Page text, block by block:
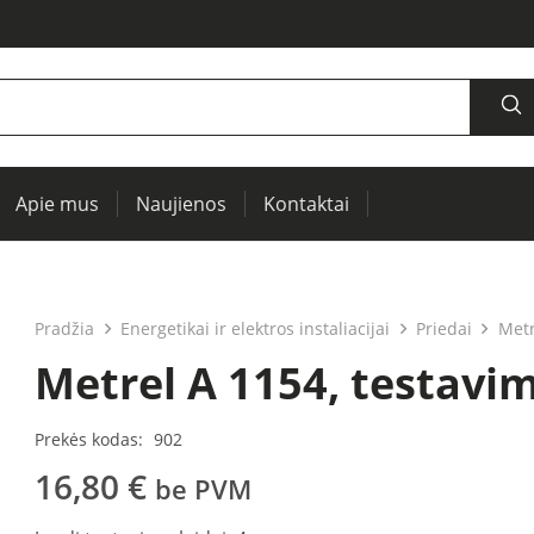
Apie mus Naujienos Kontaktai
Pradžia Energetikai ir elektros instaliacijai Priedai
Metrel A 1154,
Prekės kodas: 902
16,80€ be PVM